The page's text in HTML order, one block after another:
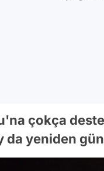
çokça
da yeniden